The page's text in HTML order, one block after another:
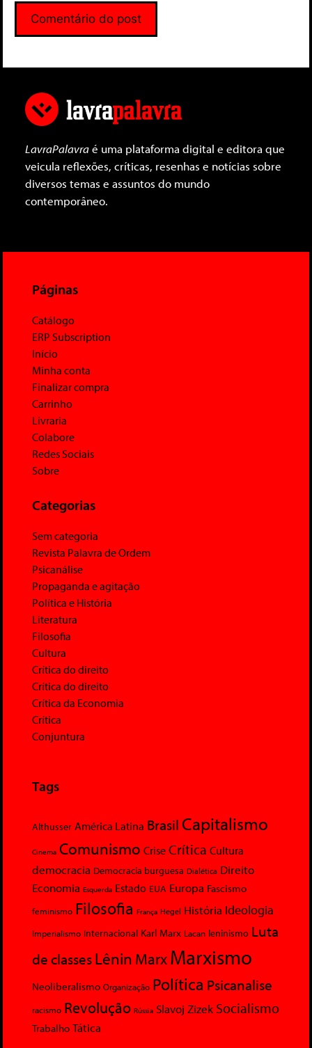
LavraPalavraé uma plataforma digital e editora que
veicula reflexões, críticas, resenhas e notícias sobre
diversos temas e assuntos do mundo
contemporâneo.
Páginas
Catálogo
ERP Subscription
Início
Minha conta
Finalizar compra
Carrinho
Livraria
Colabore
Redes Sociais
Sobre
Categorias
Sem categoria
Revista Palavra de Ordem
Psicanálise
Propaganda e agitação
Política e História
Literatura
Filosofia
Cultura
Crítica do direito
Crítica do direito
Crítica da Economia
Crítica
Conjuntura
Tags
Althusser América Latina Brasil Capitalismo
Cinema Comunismo Crise Crítica Cultura
democracia Democracia burguesa Dialética Direito
Economia Esquerda Estado EUA Europa Fascismo
feminismo Filosofia França Hegel História Ideologia
Imperialismo Internacional Karl Marx Lacan leninismo Luta
de classesLênin MarxMarxismo
Neoliberalismo Organização Política Psicanalise
racismo Revolução Rússia Slavoj Zizek Socialismo
Trabalho Tática